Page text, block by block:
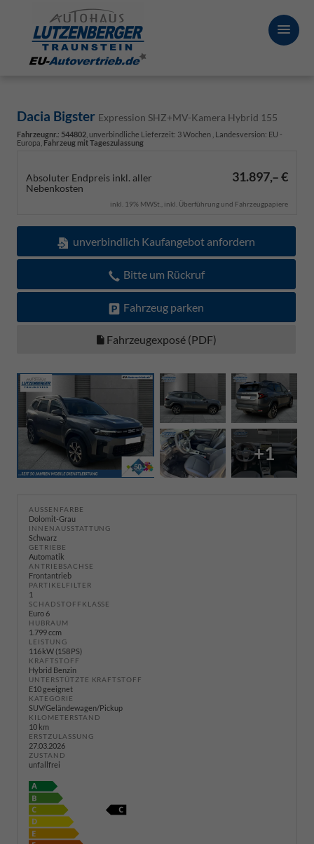
Dacia Bigster Expression SHZ+MV-Kamera Hybrid 155
Fahrzeugnr.: 544802 , unverbindliche Lieferzeit: 3 Wochen , Landesversion: EU -
Europa, Fahrzeug mit Tageszulassung
Absoluter Endpreis inkl. aller
Nebenkosten
31.897,– €
inkl. 19% MWSt., inkl. Überführung und Fahrzeugpapiere
unverbindlich Kaufangebot anfordern
Bitte um Rückruf
Fahrzeug parken
Fahrzeugexposé (PDF)
+1
AUSSENFARBE
Dolomit-Grau
INNENAUSSTATTUNG
Schwarz
GETRIEBE
Automatik
ANTRIEBSACHSE
Frontantrieb
PARTIKELFILTER
1
SCHADSTOFFKLASSE
Euro 6
HUBRAUM
1.799 ccm
LEISTUNG
116 kW (158 PS)
KRAFTSTOFF
Hybrid Benzin
UNTERSTÜTZTE KRAFTSTOFF
E10 geeignet
KATEGORIE
SUV/Geländewagen/Pickup
KILOMETERSTAND
10 km
ERSTZULASSUNG
27.03.2026
ZUSTAND
unfallfrei